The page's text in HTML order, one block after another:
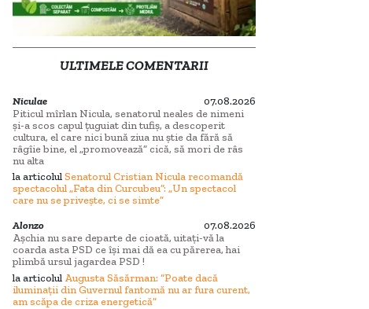
ULTIMELE COMENTARII
Niculae
07.08.2026
Piticul mîrlan Nicula, senatorul neales de nimeni
și-a scos capul țuguiat din tufiș, a descoperit
cultura, el care nici bună ziua nu știe da fără să
râgîie bine, el „promovează” cică, să mori de râs
nu alta
la articolulSenatorul Cristian Nicula recomandă
spectacolul „Fata din Curcubeu”: „Un spectacol
care nu se privește, ci se simte”
Alonzo
07.08.2026
Așchia nu sare departe de cioată, uitați-vă la
coarda asta PSD ce își mai dă ea cu părerea, hai
plimbă ursul jagardea PSD !
la articolul Augusta Săsărman: “Poate dacă
iluminații din Guvernul fantomă nu ar fura curent,
am scăpa de criza energetică”